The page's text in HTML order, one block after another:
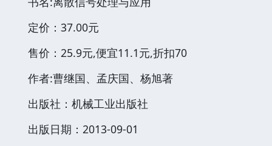
定价：37.00元
售价：25.9元,便宜11.1元,折扣70
作者:曹继国、孟庆国、杨旭著
出版社：机械工业出版社
出版日期：2013-09-01